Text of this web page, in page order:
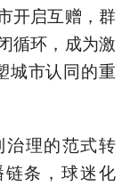
开启互赠，群
循环，成为激
城市认同的重
理的范式转
条，球迷化